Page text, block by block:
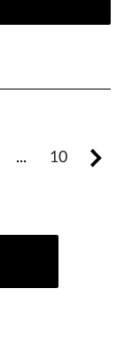
... 10